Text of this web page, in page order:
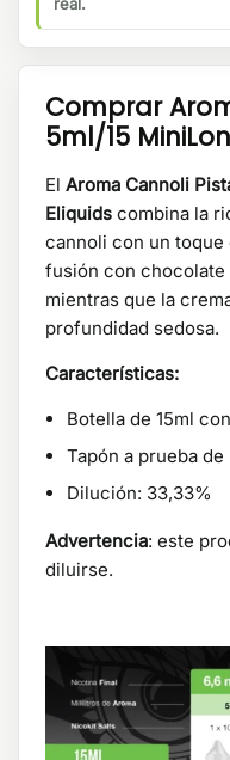
Comprar
5ml/15
El Aroma Cannoli
Eliquids combina la
cannoli con un
fusión con chocolate
mientras que la
profundidad sedosa.
Características:
Botella de 15ml
Tapón a prueba de
Dilución: 33,33%
Advertencia: este
diluirse.